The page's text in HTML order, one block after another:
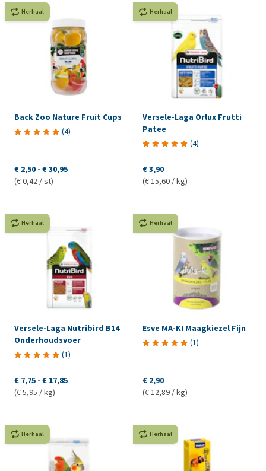
Herhaal
Back Zoo Nature Fruit Cups
(4)
€ 2,50 - € 30,95
(€ 0,42 / st)
Herhaal
Versele-Laga Orlux Frutti
Patee
(4)
€ 3,90
(€ 15,60 / kg)
Herhaal
Versele-Laga Nutribird B14
Onderhoudsvoer
(1)
€ 7,75 - € 17,85
(€ 5,95 / kg)
Herhaal
Esve MA-KI Maagkiezel Fijn
(1)
€ 2,90
(€ 12,89 / kg)
Herhaal Herhaal